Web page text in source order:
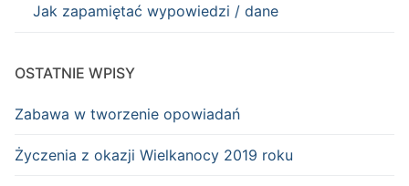
Jak zapamiętać wypowiedzi / dane
OSTATNIE WPISY
Zabawa w tworzenie opowiadań
Życzenia z okazji Wielkanocy 2019 roku